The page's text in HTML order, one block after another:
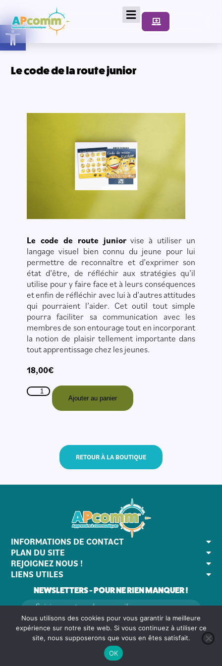
Ouvrir la barre d’outils
Le code de la route junior
Le code de route juniorvise à utiliser un
langage visuel bien connu du jeune pour lui
permettre de reconnaître et d’exprimer son
état d’être, de réfléchir aux stratégies qu’il
utilise pour y faire face et à leurs conséquences
et enfin de réfléchir avec lui à d’autres attitudes
qui pourraient l’aider. Cet outil tout simple
pourra faciliter sa communication avec les
membres de son entourage tout en incorporant
la notion de plaisir tellement importante dans
tout apprentissage chez les jeunes.
18,00€
Ajouter au panier
RETOUR À LA BOUTIQUE
INFORMATIONS DE CONTACT
PLAN DU SITE
REJOIGNEZ NOUS !
LIENS UTILES
NEWSLETTERS - POUR NE RIEN MANQUER !
Nous utilisons des cookies pour vous garantir la meilleure
expérience sur notre site web. Si vous continuez à utiliser ce
site, nous supposerons que vous en êtes satisfait.
OK